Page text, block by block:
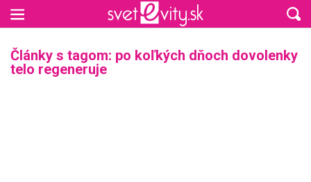
Články s tagom: po koľkých dňoch dovolenky
telo regeneruje